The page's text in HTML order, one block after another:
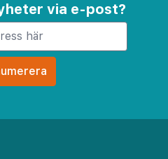
via e-post?